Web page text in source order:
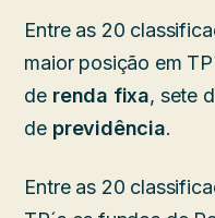
Entre as 20
maior posição em
de renda fixa, sete
de previdência.
Entre as 20